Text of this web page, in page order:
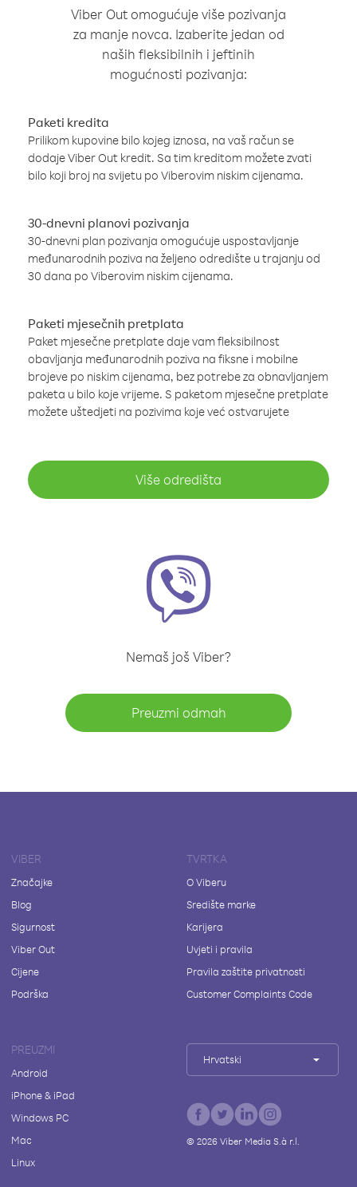
Viber Out omogućuje više pozivanja
za manje novca. Izaberite jedan od
naših fleksibilnih i jeftinih
mogućnosti pozivanja:
Paketi kredita
Prilikom kupovine bilo kojeg iznosa, na vaš račun se
dodaje Viber Out kredit. Sa tim kreditom možete zvati
bilo koji broj na svijetu po Viberovim niskim cijenama.
30-dnevni planovi pozivanja
30-dnevni plan pozivanja omogućuje uspostavljanje
međunarodnih poziva na željeno odredište u trajanju od
30 dana po Viberovim niskim cijenama.
Paketi mjesečnih pretplata
Paket mjesečne pretplate daje vam fleksibilnost
obavljanja međunarodnih poziva na fiksne i mobilne
brojeve po niskim cijenama, bez potrebe za obnavljanjem
paketa u bilo koje vrijeme. S paketom mjesečne pretplate
možete uštedjeti na pozivima koje već ostvarujete
Više odredišta
Nemaš još Viber?
Preuzmi odmah
VIBER
Značajke
Blog
Sigurnost
Viber Out
Cijene
Podrška
TVRTKA
O Viberu
Središte marke
Karijera
Uvjeti i pravila
Pravila zaštite privatnosti
Customer Complaints Code
PREUZMI
Android
iPhone & iPad
Windows PC
Mac
Linux
Hrvatski
© 2026Viber Media S.à r.l.